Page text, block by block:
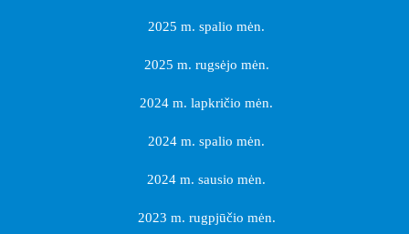
2025 m. spalio mėn.
2025 m. rugsėjo mėn.
2024 m. lapkričio mėn.
2024 m. spalio mėn.
2024 m. sausio mėn.
2023 m. rugpjūčio mėn.